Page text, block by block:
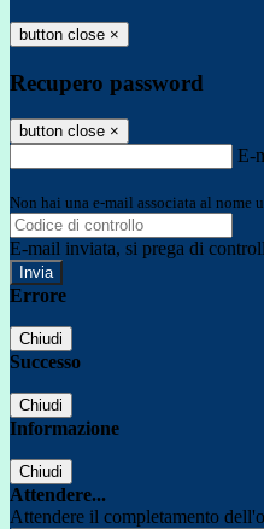
button close ×
Recupero password
button close ×
E-
Non hai una e-mail associata al nome
E-mail inviata, si prega di
Errore
Chiudi
Successo
Chiudi
Informazione
Chiudi
Attendere...
Attendere il completamento